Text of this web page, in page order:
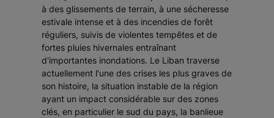
à des glissements de terrain, à une sécheresse
estivale intense et à des incendies de forêt
réguliers, suivis de violentes tempêtes et de
fortes pluies hivernales entraînant
d'importantes inondations. Le Liban traverse
actuellement l'une des crises les plus graves de
son histoire, la situation instable de la région
ayant un impact considérable sur des zones
clés, en particulier le sud du pays, la banlieue